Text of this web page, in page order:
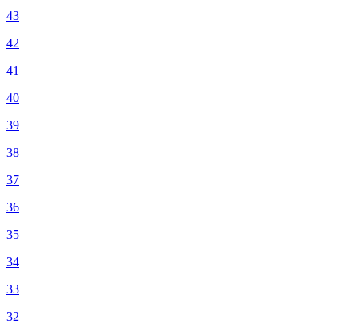
43
42
41
40
39
38
37
36
35
34
33
32